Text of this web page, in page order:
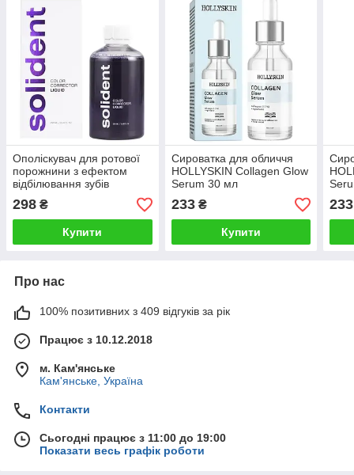
Ополіскувач для ротової
порожнини з ефектом
відбілювання зубів
Solident Color corrector
liquid 250 мл
298 ₴
Купити
Сироватка для обличчя
HOLLYSKIN Collagen Glow
Serum 30 мл
233₴
Купити
233
Про нас
100% позитивних з 409 відгуків за рік
Працює з 10.12.2018
м. Кам'янське
Кам'янське, Україна
Контакти
Сьогодні працює з 11:00 до 19:00
Показати весь графік роботи